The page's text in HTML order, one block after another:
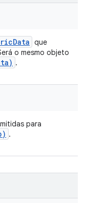
Data que
o mesmo objeto
.
para
.